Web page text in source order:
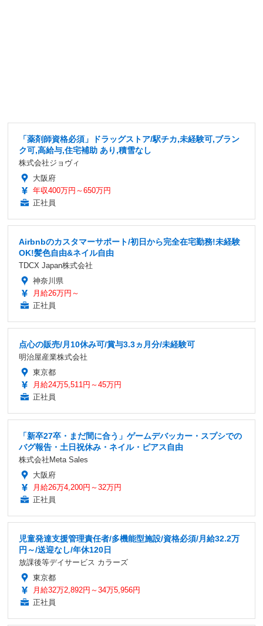
「薬剤師資格必須」ドラッグストア/駅チカ,未経験可,ブラン
ク可,高給与,住宅補助 あり,積雪なし
株式会社ジョヴィ
大阪府
年収400万円～650万円
正社員
Airbnbのカスタマーサポート/初日から完全在宅勤務!未経験
OK!髪色自由&ネイル自由
TDCX Japan株式会社
神奈川県
月給26万円～
正社員
点心の販売/月10休み可/賞与3.3ヵ月分/未経験可
明治屋産業株式会社
東京都
月給24万5,511円～45万円
正社員
「新卒27卒・まだ間に合う」ゲームデバッカー・スプシでの
バグ報告・土日祝休み・ネイル・ピアス自由
株式会社Meta Sales
大阪府
月給26万4,200円～32万円
正社員
児童発達支援管理責任者/多機能型施設/資格必須/月給32.2万
円～/送迎なし/年休120日
放課後等デイサービス カラーズ
東京都
月給32万2,892円～34万5,956円
正社員